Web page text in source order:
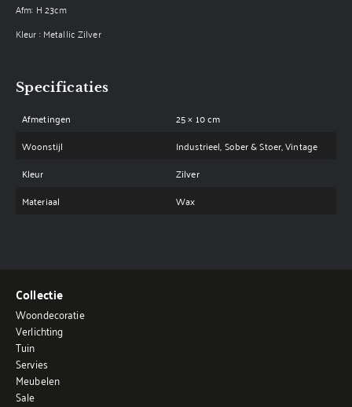
Afm: H 23cm
Kleur : Metallic Zilver
Specificaties
Afmetingen
25 × 10 cm
Woonstijl
Industrieel, Sober & Stoer, Vintage
Kleur
Zilver
Materiaal
Wax
Collectie
Woondecoratie
Verlichting
Tuin
Servies
Meubelen
Sale